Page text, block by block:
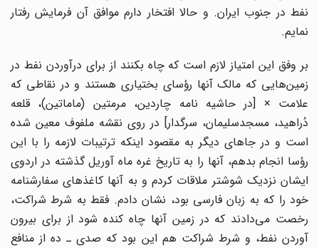
نفط در جنوب ایران. و حالا افتخار دارم موافق آن فرمایش رفتار
نمایم.
بر وفق این امتیاز لازم است که چاه بکنند از برای درآوردن نفط در
زمینهایی که مالک آنها رؤسای بختیاری هستند و در نقاطی که
علامت ×] در حاشیه نامه چاردین، مرمتین (ماماتین)، قلعه
دُراهید، مسجدسلیمان، سرگدار[در روی نقشه ملفوف معین شده
است و در جاهای دیگر به مقصود اینکه ترتیبات لازمه را با این
رؤسا انجام بدهم، آنها را به تاریخ غره ماه آوریل گذشته در اردوی
ایشان نزدیک شوشتر ملاقات کردم و به آنها کاغذهای سفارشنامه
خود را که به زبان فارسی بود، نشان دادم. فقط به شرط شراکت،
رخصت میدادند که در زمین آنها چاه کنده شود از برای بیرون
آوردن نفط، و شرط شراکت هم این بود که صدی ـ ده از منافع